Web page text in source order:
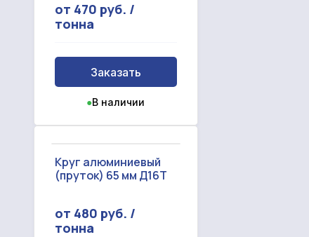
от 470 руб. /
тонна
Заказать
●В наличии
Круг алюминиевый
(пруток) 65 мм Д16Т
от 480 руб. /
тонна